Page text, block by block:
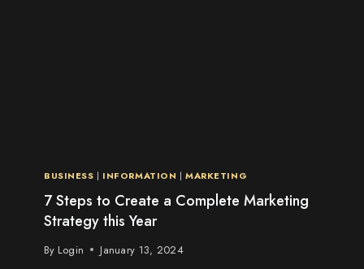
BUSINESS | INFORMATION |MARKETING
7 Steps to Create a Complete Marketing
Strategy this Year
By Login January 13, 2024